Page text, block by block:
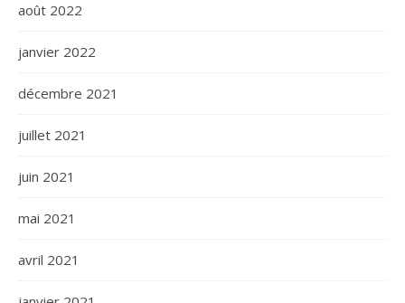
août 2022
janvier 2022
décembre 2021
juillet 2021
juin 2021
mai 2021
avril 2021